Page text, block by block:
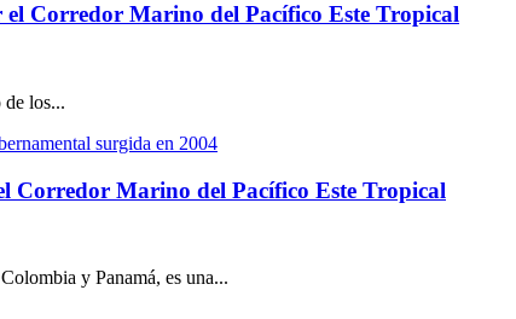
Corredor Marino del Pacífico Este Tropical
de los...
Corredor Marino del Pacífico Este Tropical
y Panamá, es una...